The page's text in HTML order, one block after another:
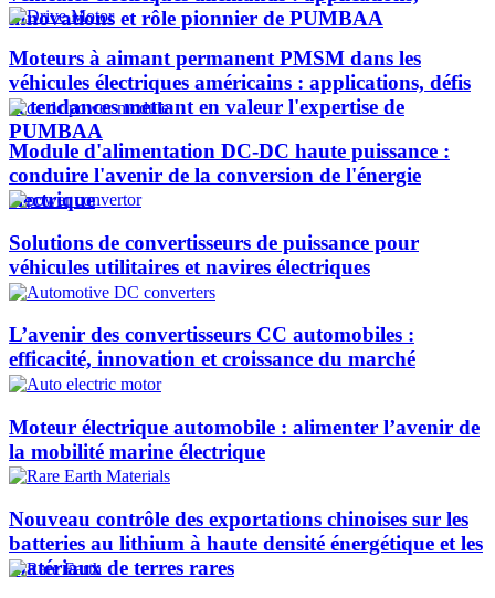
innovations et rôle pionnier de PUMBAA​
Moteurs à aimant permanent PMSM dans les
véhicules électriques américains : applications, défis
et tendances mettant en valeur l'expertise de
PUMBAA​
Module d'alimentation DC-DC haute puissance :
conduire l'avenir de la conversion de l'énergie
électrique
Solutions de convertisseurs de puissance pour
véhicules utilitaires et navires électriques
L’avenir des convertisseurs CC automobiles :
efficacité, innovation et croissance du marché
Moteur électrique automobile : alimenter l’avenir de
la mobilité marine électrique
Nouveau contrôle des exportations chinoises sur les
batteries au lithium à haute densité énergétique et les
matériaux de terres rares